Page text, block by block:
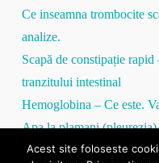
Ce inseamna trombocite
analize.
Scapă de constipație
tranzitului intestinal
Hemoglobina – Ce este.
Apa la plamani (pleurezia)
simptom
Acest site foloseste